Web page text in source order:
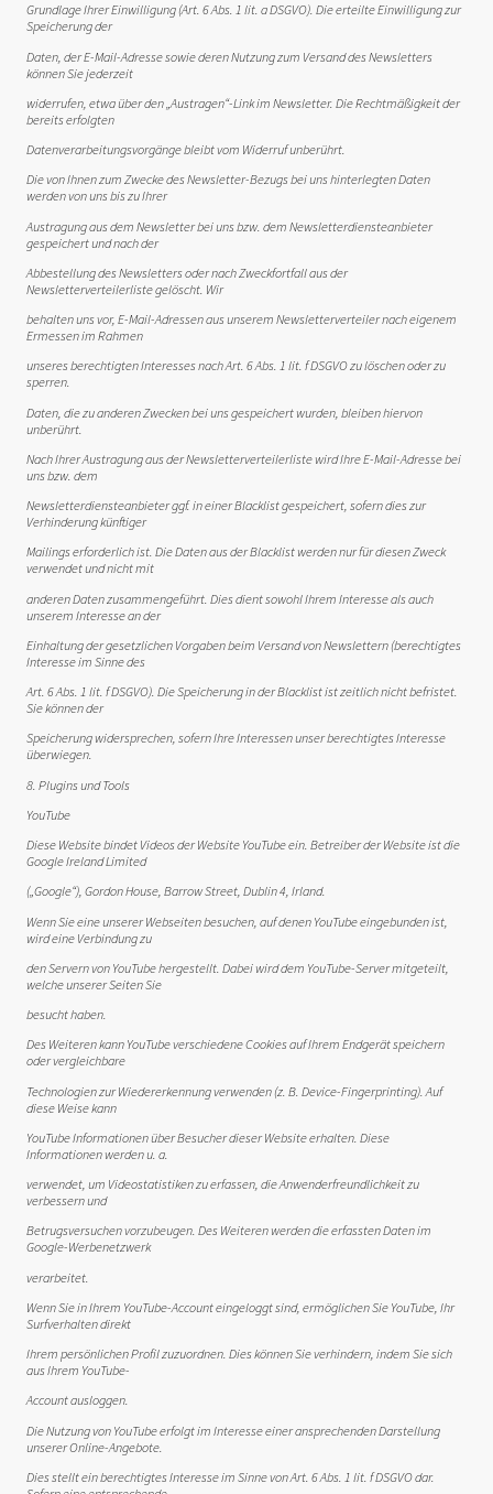
Grundlage Ihrer Einwilligung (Art. 6 Abs. 1 lit. a DSGVO). Die erteilte Einwilligung zur
Speicherung der
Daten, der E-Mail-Adresse sowie deren Nutzung zum Versand des Newsletters
können Sie jederzeit
widerrufen, etwa über den „Austragen“-Link im Newsletter. Die Rechtmäßigkeit der
bereits erfolgten
Datenverarbeitungsvorgänge bleibt vom Widerruf unberührt.
Die von Ihnen zum Zwecke des Newsletter-Bezugs bei uns hinterlegten Daten
werden von uns bis zu Ihrer
Austragung aus dem Newsletter bei uns bzw. dem Newsletterdiensteanbieter
gespeichert und nach der
Abbestellung des Newsletters oder nach Zweckfortfall aus der
Newsletterverteilerliste gelöscht. Wir
behalten uns vor, E-Mail-Adressen aus unserem Newsletterverteiler nach eigenem
Ermessen im Rahmen
unseres berechtigten Interesses nach Art. 6 Abs. 1 lit. f DSGVO zu löschen oder zu
sperren.
Daten, die zu anderen Zwecken bei uns gespeichert wurden, bleiben hiervon
unberührt.
Nach Ihrer Austragung aus der Newsletterverteilerliste wird Ihre E-Mail-Adresse bei
uns bzw. dem
Newsletterdiensteanbieter ggf. in einer Blacklist gespeichert, sofern dies zur
Verhinderung künftiger
Mailings erforderlich ist. Die Daten aus der Blacklist werden nur für diesen Zweck
verwendet und nicht mit
anderen Daten zusammengeführt. Dies dient sowohl Ihrem Interesse als auch
unserem Interesse an der
Einhaltung der gesetzlichen Vorgaben beim Versand von Newslettern (berechtigtes
Interesse im Sinne des
Art. 6 Abs. 1 lit. f DSGVO). Die Speicherung in der Blacklist ist zeitlich nicht befristet.
Sie können der
Speicherung widersprechen, sofern Ihre Interessen unser berechtigtes Interesse
überwiegen.
8. Plugins und Tools
YouTube
Diese Website bindet Videos der Website YouTube ein. Betreiber der Website ist die
Google Ireland Limited
(„Google“), Gordon House, Barrow Street, Dublin 4, Irland.
Wenn Sie eine unserer Webseiten besuchen, auf denen YouTube eingebunden ist,
wird eine Verbindung zu
den Servern von YouTube hergestellt. Dabei wird dem YouTube-Server mitgeteilt,
welche unserer Seiten Sie
besucht haben.
Des Weiteren kann YouTube verschiedene Cookies auf Ihrem Endgerät speichern
oder vergleichbare
Technologien zur Wiedererkennung verwenden (z. B. Device-Fingerprinting). Auf
diese Weise kann
YouTube Informationen über Besucher dieser Website erhalten. Diese
Informationen werden u. a.
verwendet, um Videostatistiken zu erfassen, die Anwenderfreundlichkeit zu
verbessern und
Betrugsversuchen vorzubeugen. Des Weiteren werden die erfassten Daten im
Google-Werbenetzwerk
verarbeitet.
Wenn Sie in Ihrem YouTube-Account eingeloggt sind, ermöglichen Sie YouTube, Ihr
Surfverhalten direkt
Ihrem persönlichen Profil zuzuordnen. Dies können Sie verhindern, indem Sie sich
aus Ihrem YouTube-
Account ausloggen.
Die Nutzung von YouTube erfolgt im Interesse einer ansprechenden Darstellung
unserer Online-Angebote.
Dies stellt ein berechtigtes Interesse im Sinne von Art. 6 Abs. 1 lit. f DSGVO dar.